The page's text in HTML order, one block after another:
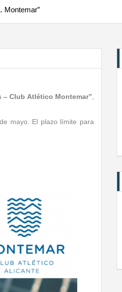
Montemar”
– Club Atlético Montemar”
mayo. El plazo límite para